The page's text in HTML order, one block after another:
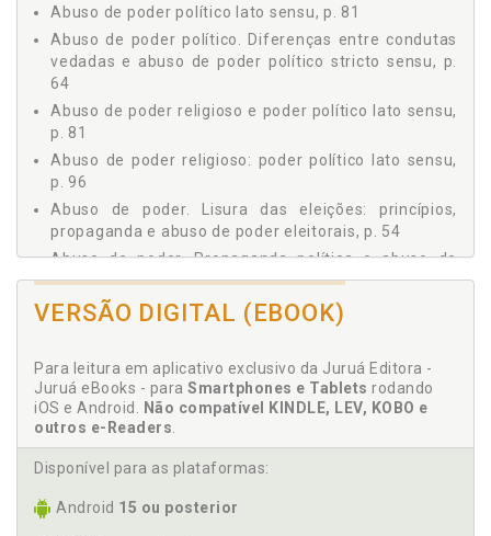
3.2 A FUNÇÃO HERMENÊUTICA DOS PRINCÍPIOS
NORTEADORES, p. 85
3.3 O ABUSO DE PODER RELIGIOSO: PODER POLÍTICO
LATO SENSU, p. 96
3.4 LIBERDADE DE PENSAMENTO NAS ELEIÇÕESE
MITIGAÇÃO POSITIVA À LIBERDADE DA EXPRESSÃO, p.
104
Capítulo IV - CONCLUSÕES, p. 109
REFERÊNCIAS, p. 113
Abuso de poder político lato sensu, p. 81
Abuso de poder político. Diferenças entre condutas
vedadas e abuso de poder político stricto sensu, p.
64
Abuso de poder religioso e poder político lato sensu,
p. 81
Abuso de poder religioso: poder político lato sensu,
p. 96
Abuso de poder. Lisura das eleições: princípios,
propaganda e abuso de poder eleitorais, p. 54
Abuso de poder. Propaganda política e abuso de
poder, p. 51
Campanha. Propaganda, campanha e poder de
polícia eleitorais, p. 59
Cisão. Religião e poder: cisão e mutação, p. 29
Conclusões, p. 109
Conduta vedada. Diferenças entre condutas
vedadas e abuso de poder político stricto sensu, p.
64
VERSÃO DIGITAL (EBOOK)
Para leitura em aplicativo exclusivo da Juruá Editora -
Juruá eBooks - para Smartphones e Tablets rodando
iOS e Android. Não compatível KINDLE, LEV, KOBO e
outros e-Readers.
Disponível para as plataformas:
Android 15 ou posterior